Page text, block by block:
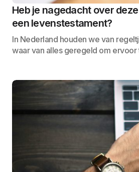
Heb je nagedacht over
een levenstestament?
In Nederland houden we van
waar van alles geregeld om